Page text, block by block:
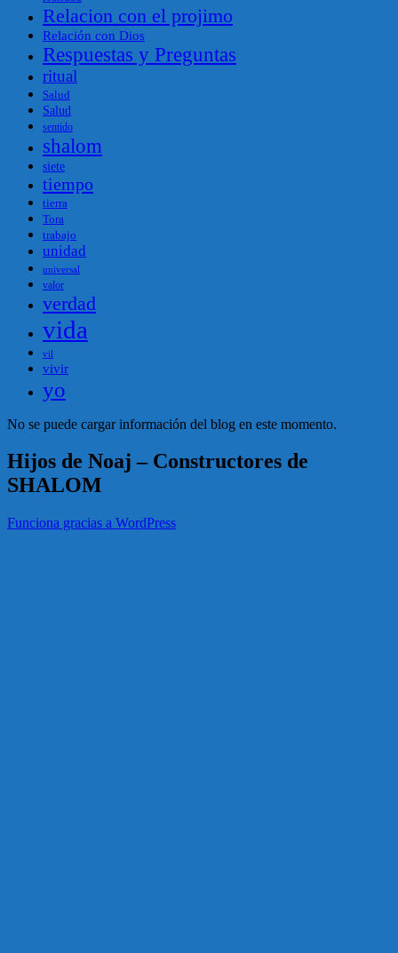
Relacion con el projimo
Relación con Dios
Respuestas y Preguntas
ritual
Salud
Salud
sentido
shalom
siete
tiempo
tierra
Tora
trabajo
unidad
universal
valor
verdad
vida
vil
vivir
yo
No se puede cargar información del blog en este momento.
Hijos de Noaj – Constructores de
SHALOM
Funciona gracias a WordPress